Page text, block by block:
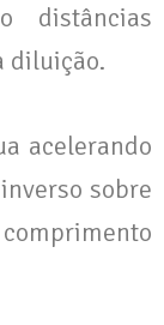
distâncias
diluição.
acelerando
sobre